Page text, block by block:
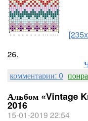
26.
комментарии: 0
Альбом «Vintage
2016
15-01-2019 22:54